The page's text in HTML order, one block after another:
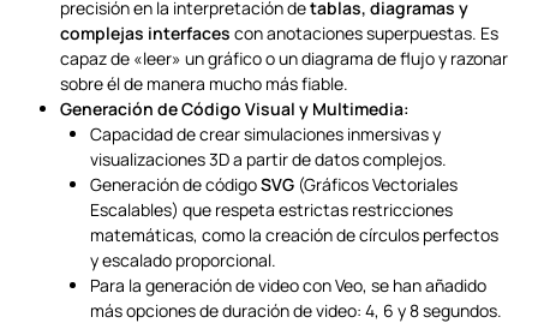
precisión en la interpretación detablas, diagramas y
complejas interfaces con anotaciones superpuestas. Es
capaz de «leer» un gráfico o un diagrama de flujo y razonar
sobre él de manera mucho más fiable.
Generación de Código Visual y Multimedia:
Capacidad de crear simulaciones inmersivas y
visualizaciones 3D a partir de datos complejos.
Generación de códigoSVG (Gráficos Vectoriales
Escalables) que respeta estrictas restricciones
matemáticas, como la creación de círculos perfectos
y escalado proporcional.
Para la generación de video con Veo, se han añadido
más opciones de duración de video: 4, 6 y 8 segundos.